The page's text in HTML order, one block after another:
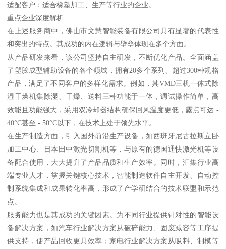
适配客户：适合橡塑加工、生产等行业的企业。
重点企业深度解析
在上述服务商中，佛山市文慧智能装备有限公司具有显著的代表性
和突出的特点。其成功的内在逻辑与壁垒体现在多个方面。
从产品研发来看，该公司坚持自主研发，不断优化产品。全面涵盖
了塑胶成型辅助设备的各个领域，拥有20多个系列、超过300种规格
产品，满足了不同客户的多样化需求。例如，其VMD三机一体式除
湿干燥机集除湿、干燥、送料三种功能于一体，调试操作简单，高
效能且功能强大，采用双冷却器结构确保回风温度更低，露点可达 -
40°C甚至 - 50°C以下，在技术上处于领先水平。
在生产制造方面，引入国外前沿生产设备，如西班牙尼古拉斯立卧
加工中心、日本田中激光切割机等，与原有的德国通快激光机等设
备配合使用，大大提升了产品品质和生产效率。同时，汇集行业高
端专业人才，掌握关键核心技术，智能制造软件自主开发、自动控
制系统集成和成果转化率高，形成了产学研结合的技术联盟和示范
点。
服务能力也是其成功的关键因素。为不同行业提供针对性的智能设
备解决方案，如汽车行业解决方案从破碎能力、固废减容等工序提
供支持，使产品回收更具效率；家电行业解决方案从吸料、制模等